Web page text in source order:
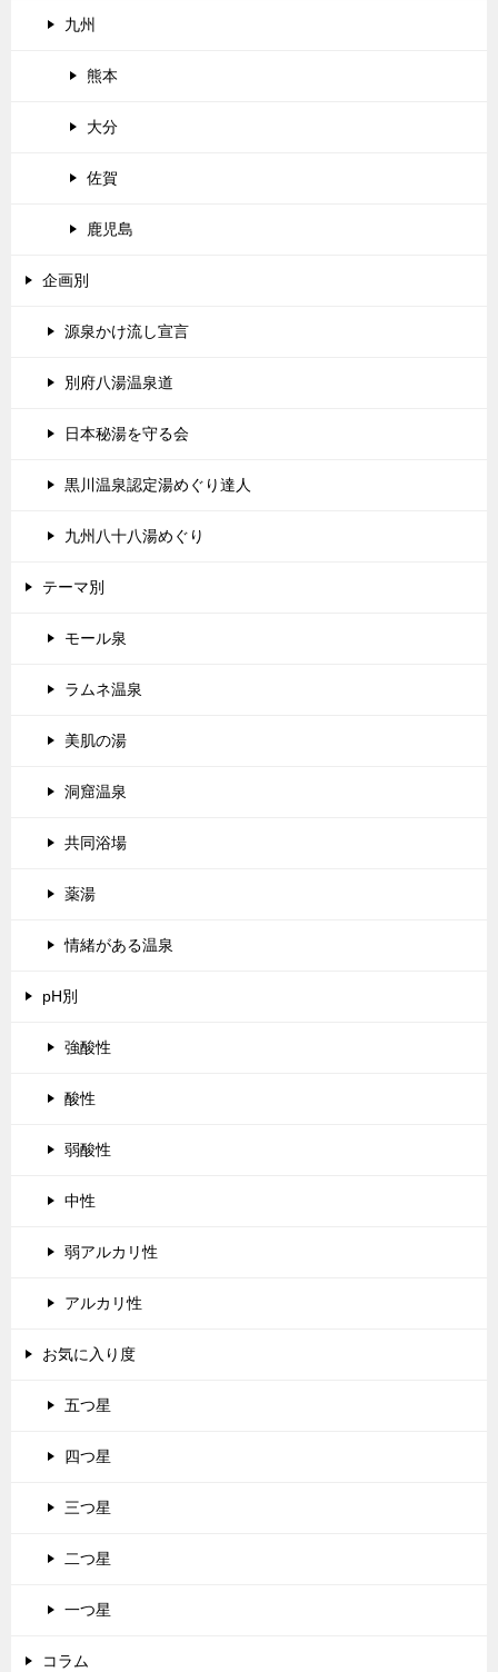
九州
熊本
大分
佐賀
鹿児島
企画別
源泉かけ流し宣言
別府八湯温泉道
日本秘湯を守る会
黒川温泉認定湯めぐり達人
九州八十八湯めぐり
テーマ別
モール泉
ラムネ温泉
美肌の湯
洞窟温泉
共同浴場
薬湯
情緒がある温泉
pH別
強酸性
酸性
弱酸性
中性
弱アルカリ性
アルカリ性
お気に入り度
五つ星
四つ星
三つ星
二つ星
一つ星
コラム